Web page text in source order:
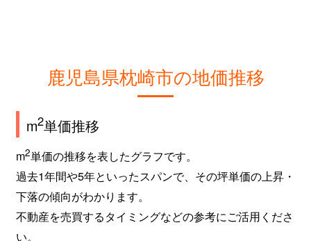
鹿児島県枕崎市の地価推移
m2単価推移
m2単価の推移を表したグラフです。
過去1年間や5年といったスパンで、その坪単価の上昇・
下落の傾向がわかります。
不動産を売買するタイミングなどの参考にご活用くださ
い。